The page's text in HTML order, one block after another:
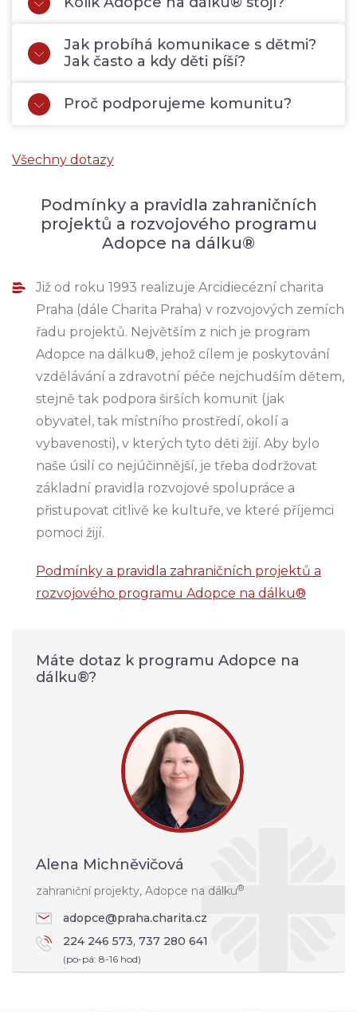
Jak probíhá komunikace s dětmi?
Jak často a kdy děti píší?
Proč podporujeme komunitu?
Všechny dotazy
Podmínky a pravidla zahraničních
projektů a rozvojového programu
Adopce na dálku®
Již od roku 1993 realizuje Arcidiecézní charita
Praha (dále Charita Praha) v rozvojových zemích
řadu projektů. Největším z nich je program
Adopce na dálku®, jehož cílem je poskytování
vzdělávání a zdravotní péče nejchudším dětem,
stejně tak podpora širších komunit (jak
obyvatel, tak místního prostředí, okolí a
vybavenosti), v kterých tyto děti žijí. Aby bylo
naše úsilí co nejúčinnější, je třeba dodržovat
základní pravidla rozvojové spolupráce a
přistupovat citlivě ke kultuře, ve které příjemci
pomoci žijí.
Podmínky a pravidla zahraničních projektů a
rozvojového programu Adopce na dálku®
Máte dotaz k programu Adopce na
dálku®?
Alena Michněvičová
zahraniční projekty, Adopce na dálku®
adopce@praha.charita.cz
224 246 573, 737 280 641
(po-pá: 8-16 hod)